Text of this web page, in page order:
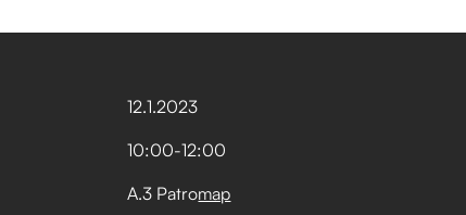
12.1.2023
10:00-12:00
A.3 Patromap